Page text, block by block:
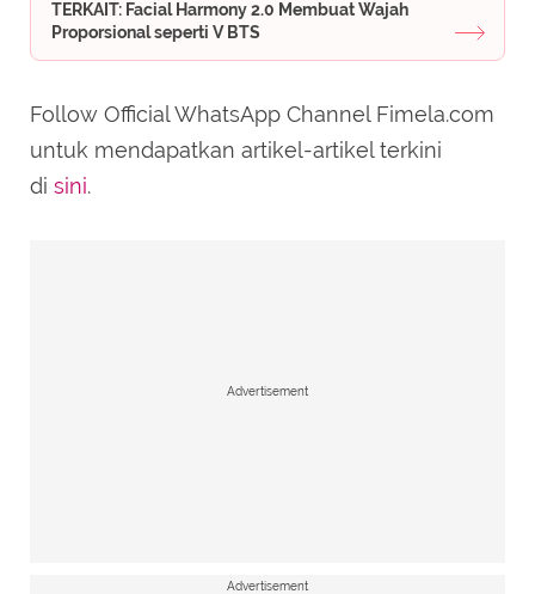
TERKAIT: Facial Harmony 2.0 Membuat Wajah
Proporsional seperti V BTS
Follow Official WhatsApp Channel Fimela.com
untuk mendapatkan artikel-artikel terkini
di sini.
Advertisement
Advertisement